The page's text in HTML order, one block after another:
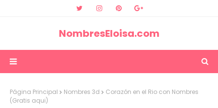
NombresEloisa.com
Página Principal Nombres 3d
Corazón en el Rio con Nombres
(Gratis aqui)